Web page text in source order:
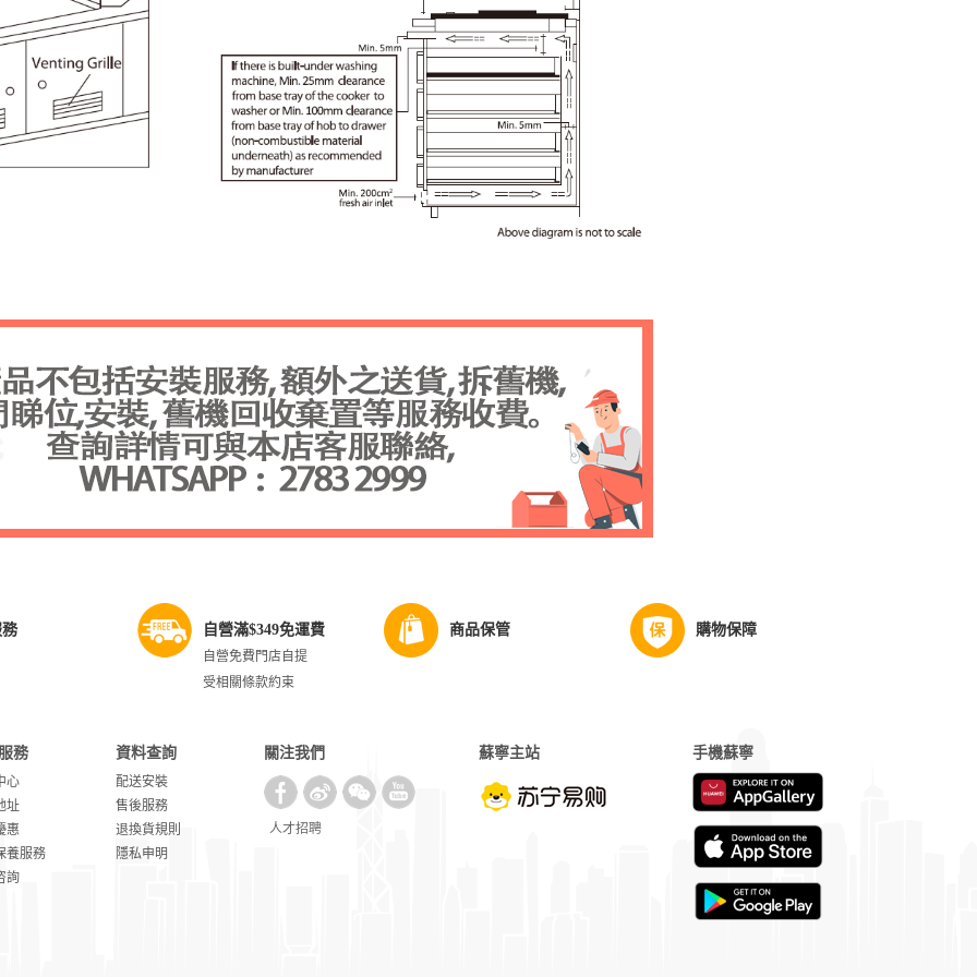
自營滿$349免運費
自營免費門店自提
受相關條款約束
商品保管 購物保障
務
心
址
惠
養服務
詢
資料查詢
配送安裝
售後服務
退換貨規則
隱私申明
關注我們
人才招聘
蘇寧主站 手機蘇寧